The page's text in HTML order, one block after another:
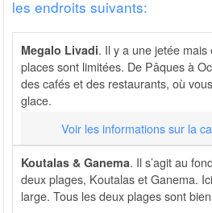
les endroits suivants:
Megalo Livadi. Il y a une jetée
places sont limitées. De Pâques à
des cafés et des restaurants, où
glace.
Voir les informations sur la
Koutalas & Ganema. Il s’agit au
deux plages, Koutalas et Ganema.
large. Tous les deux plages sont